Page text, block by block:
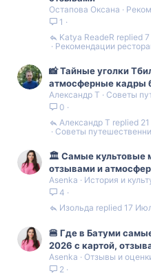
Остапова Оксана
1
Рекомендации
Katya ReadeR
📸 Тайные уголки
атмосферные кадры
Александр Т
Советы
0
Советы
Александр Т
🏛️ Самые культовые
отзывами и
Asenka
История и
4
17
Изольда
🍔 Где в Батуми
2026 с картой,
Asenka
Отзывы и
2